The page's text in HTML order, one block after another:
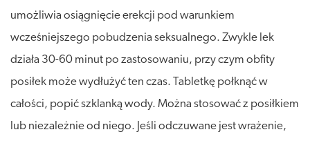
umożliwia osiągnięcie erekcji pod warunkiem
wcześniejszego pobudzenia seksualnego. Zwykle lek
działa 30-60 minut po zastosowaniu, przy czym obfity
posiłek może wydłużyć ten czas. Tabletkę połknąć w
całości, popić szklanką wody. Można stosować z posiłkiem
lub niezależnie od niego. Jeśli odczuwane jest wrażenie,